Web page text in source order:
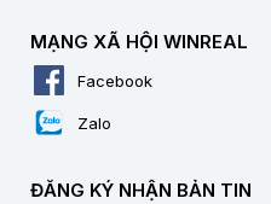
MẠNG XÃ HỘI WINREAL
Facebook
Zalo
ĐĂNG KÝ NHẬN BẢN TIN